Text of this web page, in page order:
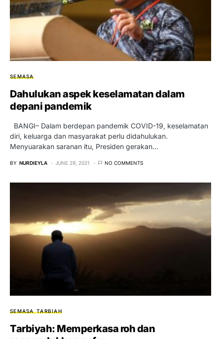
SEMASA
Dahulukan aspek keselamatan dalam
depani pandemik
BANGI– Dalam berdepan pandemik COVID-19, keselamatan
diri, keluarga dan masyarakat perlu didahulukan.
Menyuarakan saranan itu, Presiden gerakan…
BY NURDIEYLA JUNE 29, 2021 NO COMMENTS
SEMASA TARBIAH
Tarbiyah: Memperkasa roh dan